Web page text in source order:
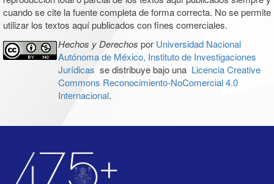
cuando se cite la fuente completa de forma correcta. No se permite
utilizar los textos aquí publicados con fines comerciales.
Hechos y Derechos por Universidad Nacional
Autónoma de México, Instituto de Investigaciones
Jurídicas se distribuye bajo una Licencia Creative
Commons Reconocimiento-NoComercial 4.0
Internacional.